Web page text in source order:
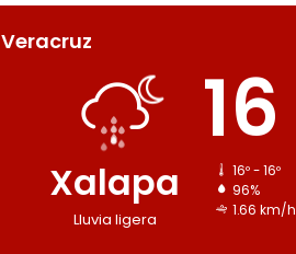
Veracruz
Xalapa
Lluvia ligera
16
16º - 16º
96%
1.66 km/h